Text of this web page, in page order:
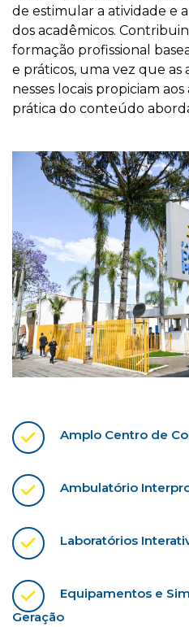
de estimular a atividade e
dos acadêmicos.
formação profissional
e práticos, uma vez que as
nesses locais propiciam
prática do conteúdo
Amplo Centro de
Ambulatório
Laboratórios
Equipamentos e
Geração